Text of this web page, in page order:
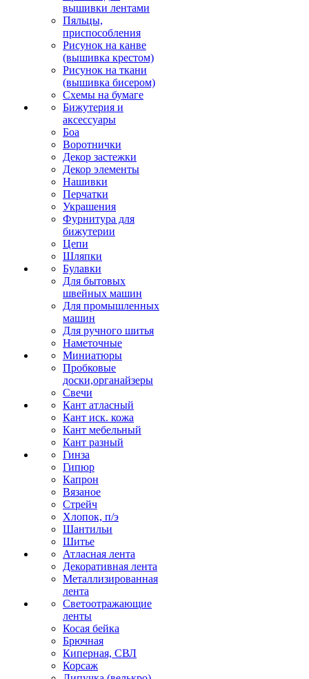
вышивки лентами
Пяльцы,
приспособления
Рисунок на канве
(вышивка крестом)
Рисунок на ткани
(вышивка бисером)
Схемы на бумаге
Бижутерия и
аксессуары
Боа
Воротнички
Декор застежки
Декор элементы
Нашивки
Перчатки
Украшения
Фурнитура для
бижутерии
Цепи
Шляпки
Булавки
Для бытовых
швейных машин
Для промышленных
машин
Для ручного шитья
Наметочные
Миниатюры
Пробковые
доски,органайзеры
Свечи
Кант атласный
Кант иск. кожа
Кант мебельный
Кант разный
Гинза
Гипюр
Капрон
Вязаное
Стрейч
Хлопок, п/э
Шантильи
Шитье
Атласная лента
Декоративная лента
Металлизированная
лента
Светоотражающие
ленты
Косая бейка
Брючная
Киперная, СВЛ
Корсаж